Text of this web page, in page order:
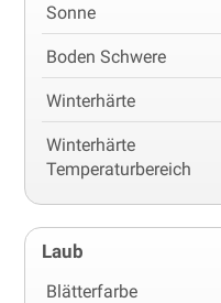
Sonne
Boden Schwere
Winterhärte
Winterhärte
Temperaturbereich
Laub
Blätterfarbe